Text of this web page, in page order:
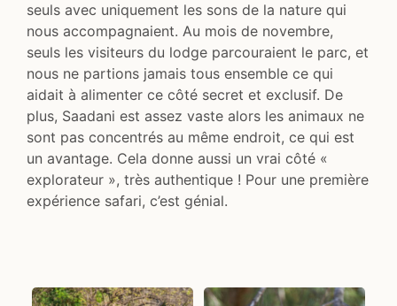
seuls avec uniquement les sons de la nature qui
nous accompagnaient. Au mois de novembre,
seuls les visiteurs du lodge parcouraient le parc, et
nous ne partions jamais tous ensemble ce qui
aidait à alimenter ce côté secret et exclusif. De
plus, Saadani est assez vaste alors les animaux ne
sont pas concentrés au même endroit, ce qui est
un avantage. Cela donne aussi un vrai côté «
explorateur », très authentique ! Pour une première
expérience safari, c’est génial.